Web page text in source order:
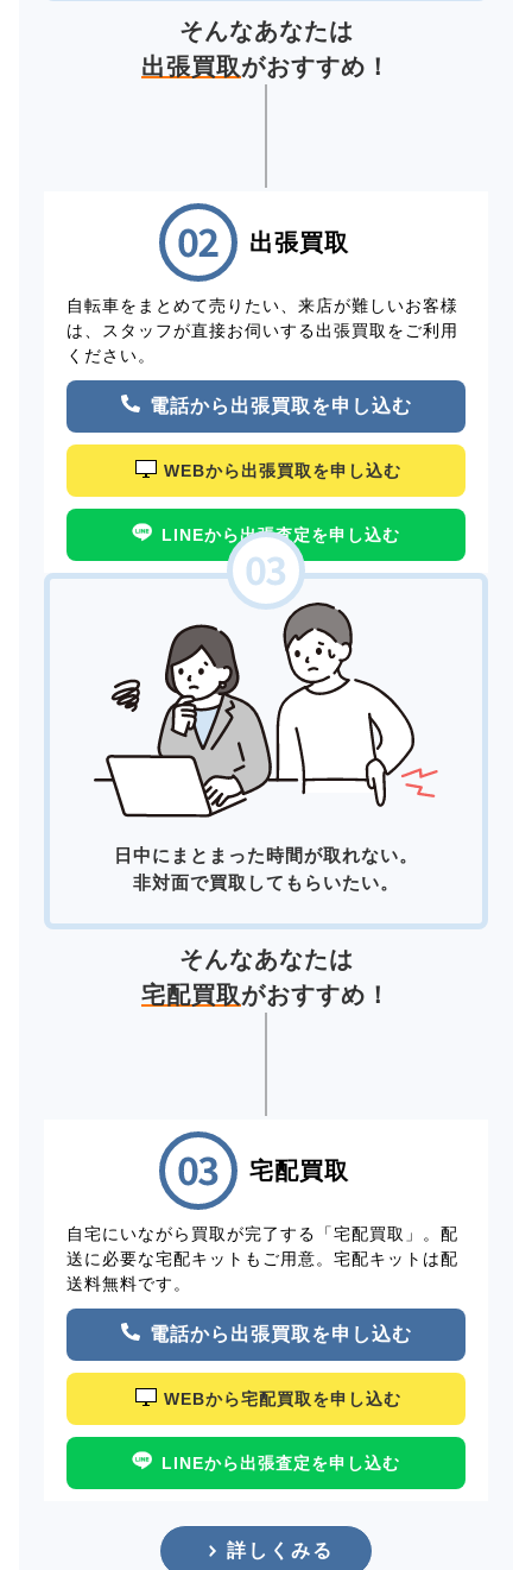
そんなあなたは
出張買取がおすすめ！
出張買取
自転車をまとめて売りたい、来店が難しいお客様
は、スタッフが直接お伺いする出張買取をご利用
ください。
電話から出張買取を申し込む
WEBから出張買取を申し込む
LINEから出張査定を申し込む
日中にまとまった時間が取れない。
非対面で買取してもらいたい。
そんなあなたは
宅配買取がおすすめ！
宅配買取
自宅にいながら買取が完了する「宅配買取」。配
送に必要な宅配キットもご用意。宅配キットは配
送料無料です。
電話から出張買取を申し込む
WEBから宅配買取を申し込む
LINEから出張査定を申し込む
詳しくみる